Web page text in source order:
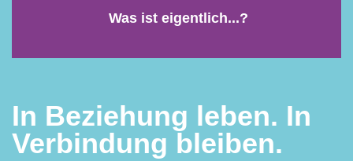
Was ist eigentlich...?
In Beziehung leben. In
Verbindung bleiben.